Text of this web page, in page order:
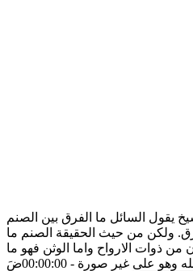
يقول السائل ما الفرق بين الصنم
ولكن من حيث الحقيقة الصنم ما
ذوات الارواح واما الوثن فهو ما
وهو على غير صورة - 00:00:00 ضَ